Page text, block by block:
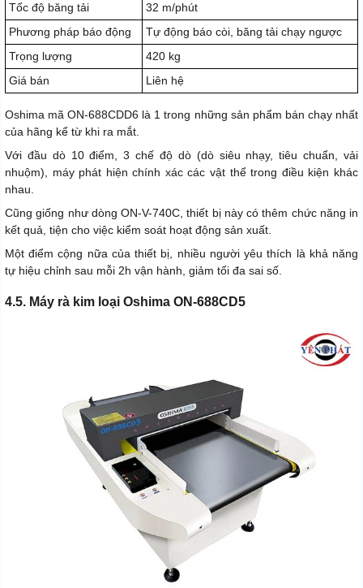
Tốc độ băng tải
32 m/phút
Phương pháp báo động
Tự động báo còi, băng tải chạy ngược
Trọng lượng
420 kg
Giá bán
Liên hệ
Oshima mã ON-688CDD6 là 1 trong những sản phẩm bán chạy nhất
của hãng kể từ khi ra mắt.
Với đầu dò 10 điểm, 3 chế độ dò (dò siêu nhạy, tiêu chuẩn, vải
nhuộm), máy phát hiện chính xác các vật thể trong điều kiện khác
nhau.
Cũng giống như dòng ON-V-740C, thiết bị này có thêm chức năng in
kết quả, tiện cho việc kiểm soát hoạt động sản xuất.
Một điểm cộng nữa của thiết bị, nhiều người yêu thích là khả năng
tự hiệu chỉnh sau mỗi 2h vận hành, giảm tối đa sai số.
4.5. Máy rà kim loại Oshima ON-688CD5